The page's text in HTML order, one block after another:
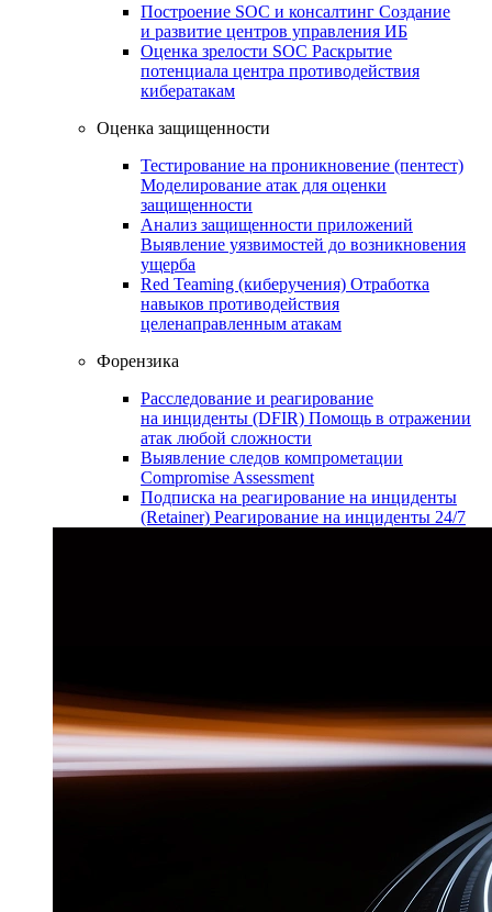
Построение SOC и консалтинг Создание
и развитие центров управления ИБ
Оценка зрелости SOC Раскрытие
потенциала центра противодействия
кибератакам
Оценка защищенности
Тестирование на проникновение (пентест)
Моделирование атак для оценки
защищенности
Анализ защищенности приложений
Выявление уязвимостей до возникновения
ущерба
Red Teaming (киберучения) Отработка
навыков противодействия
целенаправленным атакам
Форензика
Расследование и реагирование
на инциденты (DFIR) Помощь в отражении
атак любой сложности
Выявление следов компрометации
Compromise Assessment
Подписка на реагирование на инциденты
(Retainer) Реагирование на инциденты 24/7